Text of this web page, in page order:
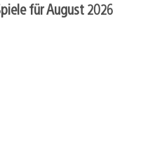
für August 2026